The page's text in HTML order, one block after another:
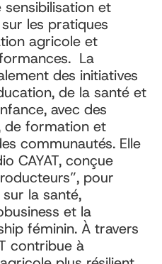
et
les pratiques
agricole et
La
des initiatives
de la santé et
avec des
de formation et
communautés. Elle
CAYAT, conçue
pour
la santé,
et la
féminin. À travers
contribue à